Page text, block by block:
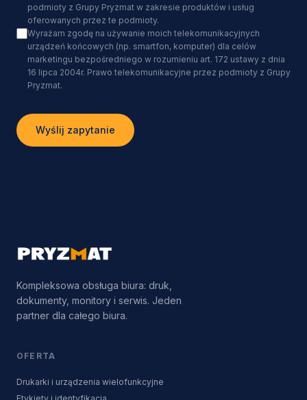
podmioty z Grupy Pryzmat w zakresie produktów i usług
oferowanych przez te podmioty.
Wyrażam zgodę na używanie moich telekomunikacyjnych
urządzeń końcowych (np. smartfon, komputer) dla celów
marketingu bezpośredniego w rozumieniu art. 172 ustawy z dnia
16 lipca 2004r. Prawo telekomunikacyjne przez podmioty z Grupy
Pryzmat.
Wyślij zapytanie
Kompleksowa obsługa biura: druk,
dokumenty, monitory i serwis. Jeden
partner dla całego biura.
OFERTA
Drukarki i urządzenia wielofunkcyjne